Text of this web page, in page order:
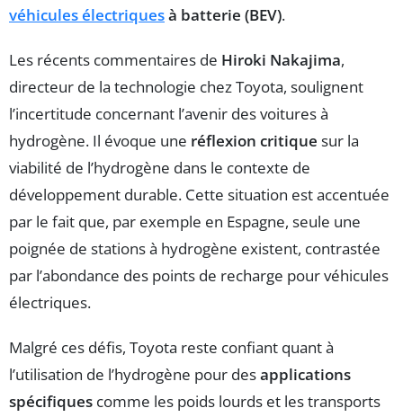
véhicules électriquesà batterie (BEV).
Les récents commentaires de Hiroki Nakajima,
directeur de la technologie chez Toyota, soulignent
l’incertitude concernant l’avenir des voitures à
hydrogène. Il évoque une réflexion critique sur la
viabilité de l’hydrogène dans le contexte de
développement durable. Cette situation est accentuée
par le fait que, par exemple en Espagne, seule une
poignée de stations à hydrogène existent, contrastée
par l’abondance des points de recharge pour véhicules
électriques.
Malgré ces défis, Toyota reste confiant quant à
l’utilisation de l’hydrogène pour desapplications
spécifiques comme les poids lourds et les transports